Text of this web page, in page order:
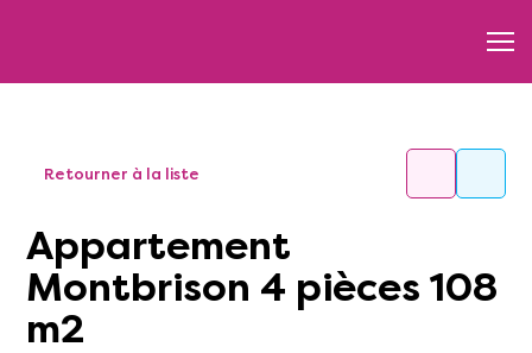
Retourner à la liste
Appartement
Montbrison 4 pièces 108
m2